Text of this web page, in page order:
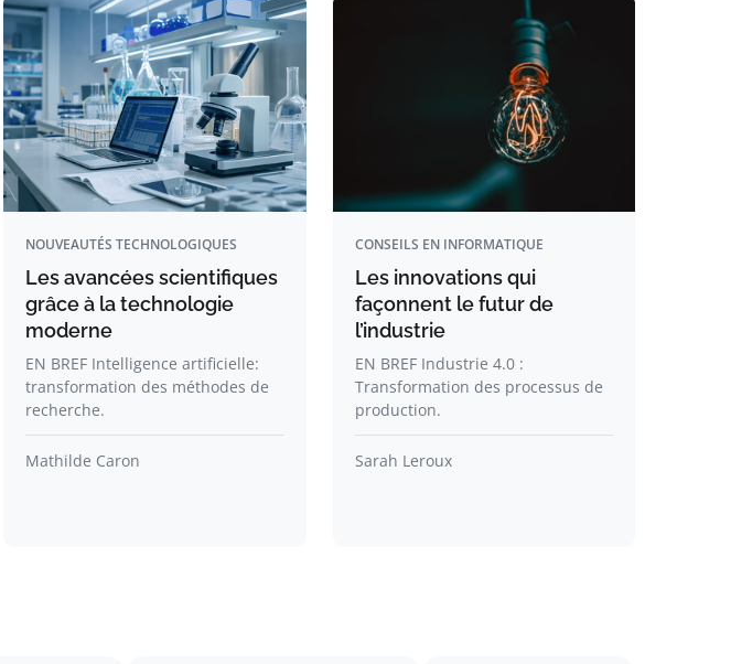
NOUVEAUTÉS TECHNOLOGIQUES
Les avancées scientifiques
grâce à la technologie
moderne
EN BREF Intelligence artificielle:
transformation des méthodes de
recherche.
Mathilde Caron
CONSEILS EN INFORMATIQUE
Les innovations qui
façonnent le futur de
l’industrie
EN BREF Industrie 4.0 :
Transformation des processus de
production.
Sarah Leroux